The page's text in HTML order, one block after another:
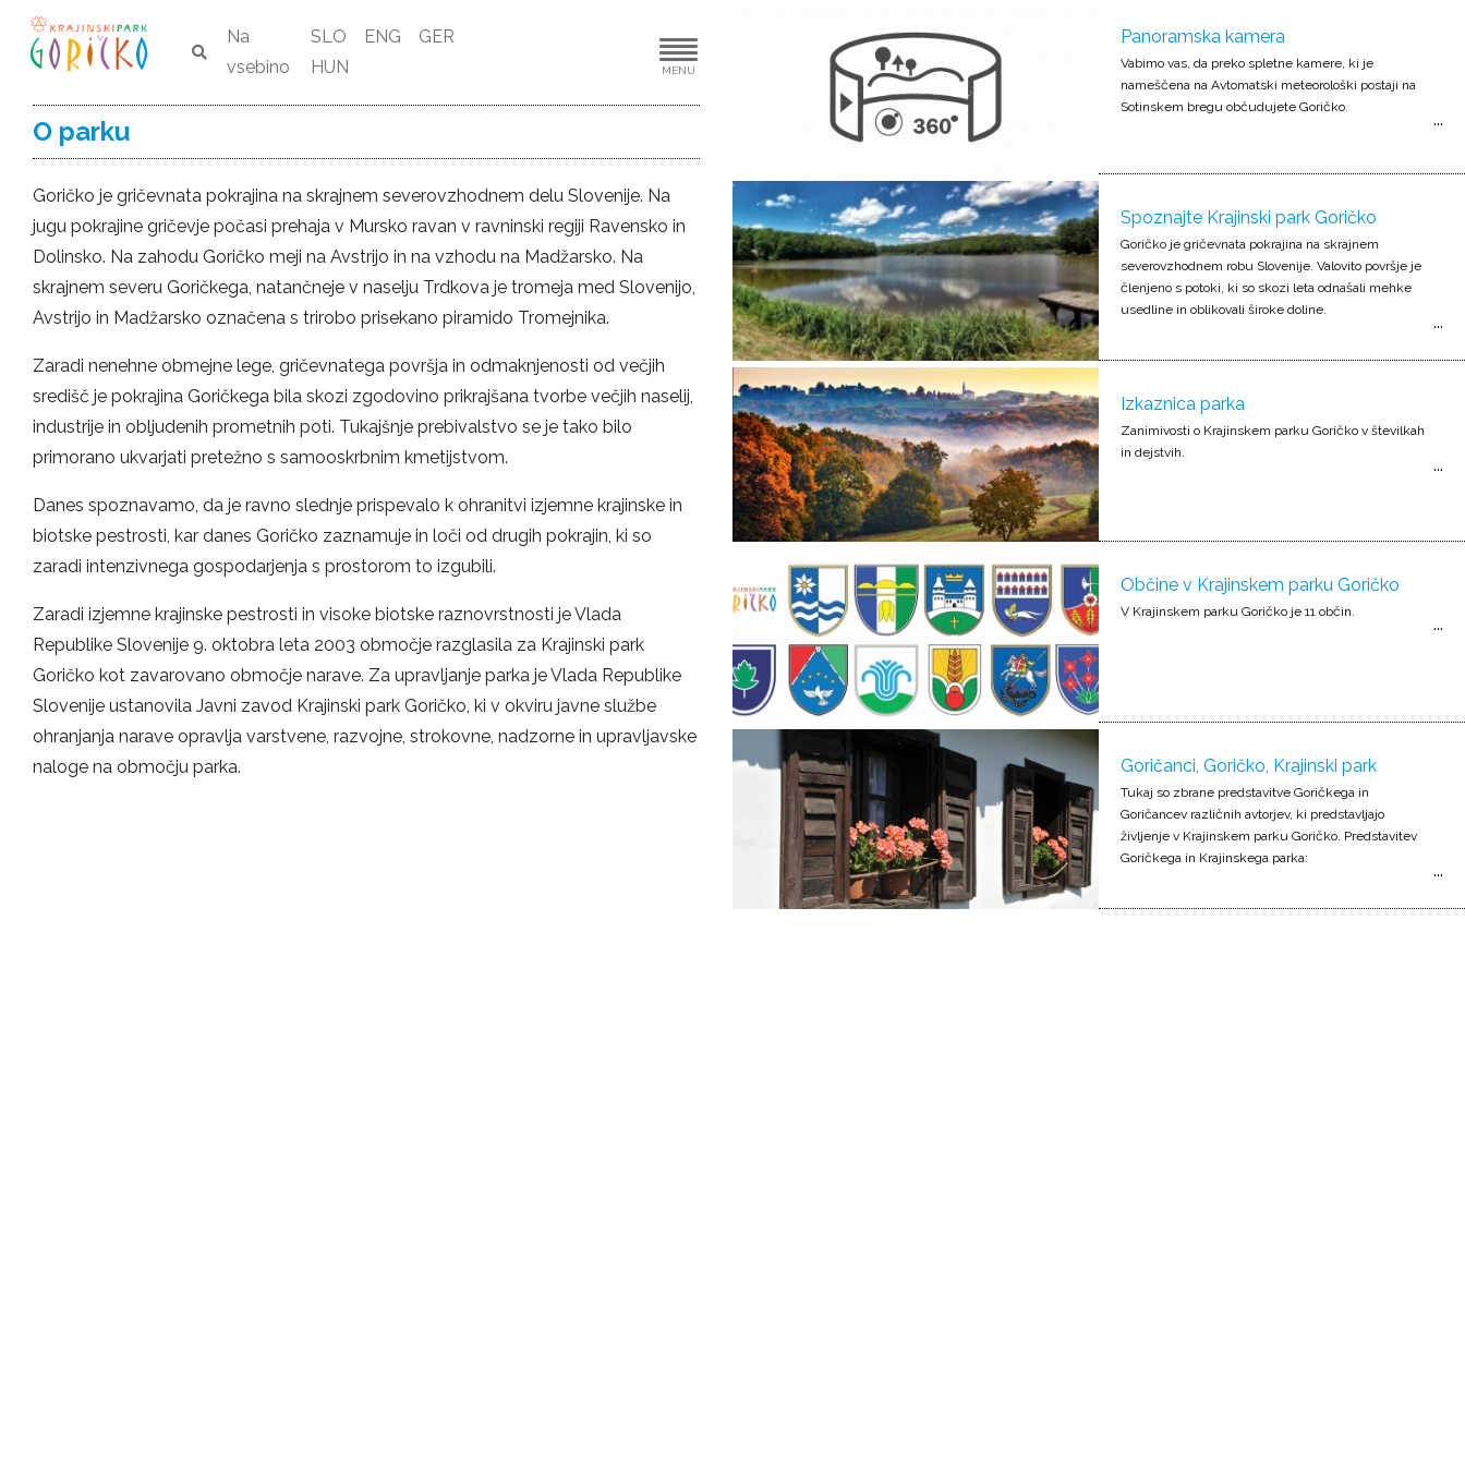
Na
vsebino
SLO ENG
GER
HUN
MENU
O parku
Goričko je gričevnata pokrajina na skrajnem severovzhodnem delu Slovenije. Na
jugu pokrajine gričevje počasi prehaja v Mursko ravan v ravninski regiji Ravensko in
Dolinsko. Na zahodu Goričko meji na Avstrijo in na vzhodu na Madžarsko. Na
skrajnem severu Goričkega, natančneje v naselju Trdkova je tromeja med Slovenijo,
Avstrijo in Madžarsko označena s trirobo prisekano piramido Tromejnika.
Zaradi nenehne obmejne lege, gričevnatega površja in odmaknjenosti od večjih
središč je pokrajina Goričkega bila skozi zgodovino prikrajšana tvorbe večjih naselij,
industrije in obljudenih prometnih poti. Tukajšnje prebivalstvo se je tako bilo
primorano ukvarjati pretežno s samooskrbnim kmetijstvom.
Danes spoznavamo, da je ravno slednje prispevalo k ohranitvi izjemne krajinske in
biotske pestrosti, kar danes Goričko zaznamuje in loči od drugih pokrajin, ki so
zaradi intenzivnega gospodarjenja s prostorom to izgubili.
Zaradi izjemne krajinske pestrosti in visoke biotske raznovrstnosti je Vlada
Republike Slovenije 9. oktobra leta 2003 območje razglasila za Krajinski park
Goričko kot zavarovano območje narave. Za upravljanje parka je Vlada Republike
Slovenije ustanovila Javni zavod Krajinski park Goričko, ki v okviru javne službe
ohranjanja narave opravlja varstvene, razvojne, strokovne, nadzorne in upravljavske
naloge na območju parka.
Panoramska kamera
Vabimo vas, da preko spletne kamere, ki je
nameščena na Avtomatski meteorološki postaji na
Sotinskem bregu občudujete Goričko.
Spoznajte Krajinski park Goričko
Goričko je gričevnata pokrajina na skrajnem
severovzhodnem robu Slovenije. Valovito površje je
členjeno s potoki, ki so skozi leta odnašali mehke
usedline in oblikovali široke doline.
Izkaznica parka
Zanimivosti o Krajinskem parku Goričko v številkah
in dejstvih.
Občine v Krajinskem parku Goričko
V Krajinskem parku Goričko je 11 občin.
Goričanci, Goričko, Krajinski park
Tukaj so zbrane predstavitve Goričkega in
Goričancev različnih avtorjev, ki predstavljajo
življenje v Krajinskem parku Goričko. Predstavitev
Goričkega in Krajinskega parka: